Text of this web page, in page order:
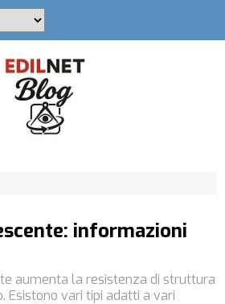
informazioni
aumenta la resistenza di struttura
Esistono vari tipi adatti a vari